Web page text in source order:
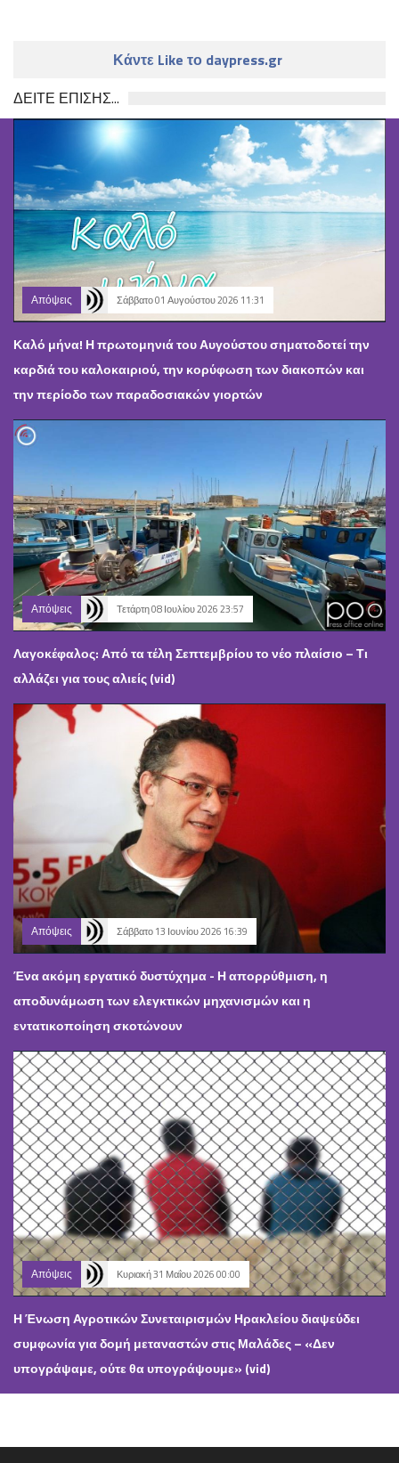
Κάντε Like το daypress.gr
ΔΕΙΤΕ ΕΠΙΣΗΣ...
Απόψεις Σάββατο 01 Αυγούστου 2026 11:31
Καλό μήνα! Η πρωτομηνιά του Αυγούστου σηματοδοτεί την
καρδιά του καλοκαιριού, την κορύφωση των διακοπών και
την περίοδο των παραδοσιακών γιορτών
Απόψεις Τετάρτη 08 Ιουλίου 2026 23:57
Λαγοκέφαλος: Από τα τέλη Σεπτεμβρίου το νέο πλαίσιο – Τι
αλλάζει για τους αλιείς (vid)
Απόψεις Σάββατο 13 Ιουνίου 2026 16:39
Ένα ακόμη εργατικό δυστύχημα - Η απορρύθμιση, η
αποδυνάμωση των ελεγκτικών μηχανισμών και η
εντατικοποίηση σκοτώνουν
Απόψεις Κυριακή 31 Μαΐου 2026 00:00
Η Ένωση Αγροτικών Συνεταιρισμών Ηρακλείου διαψεύδει
συμφωνία για δομή μεταναστών στις Μαλάδες – «Δεν
υπογράψαμε, ούτε θα υπογράψουμε» (vid)